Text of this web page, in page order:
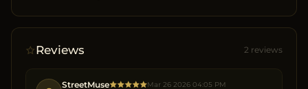
Reviews 2 reviews
StreetMuse Mar 26 2026 04:05 PM